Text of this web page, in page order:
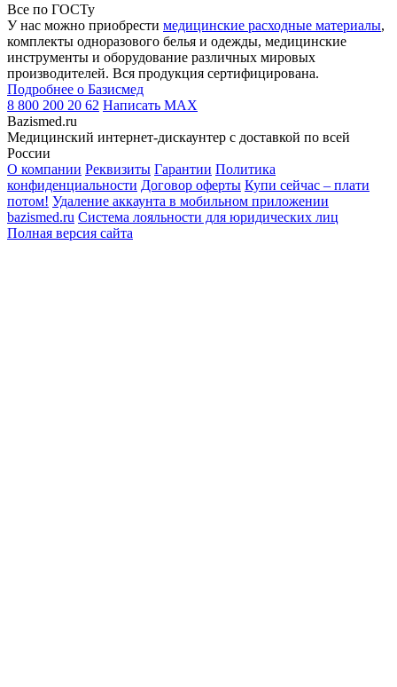
Все по ГОСТу
У нас можно приобрести медицинские расходные материалы,
комплекты одноразового белья и одежды, медицинские
инструменты и оборудование различных мировых
производителей. Вся продукция сертифицирована.
Подробнее о Базисмед
8 800 200 20 62 Написать MAX
Bazismed.ru
Медицинский интернет-дискаунтер с доставкой по всей
России
О компании Реквизиты Гарантии Политика
конфиденциальности Договор оферты Купи сейчас – плати
потом! Удаление аккаунта в мобильном приложении
bazismed.ru Система лояльности для юридических лиц
Полная версия сайта